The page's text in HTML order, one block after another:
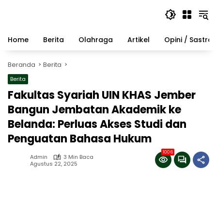
Home
Berita Olahraga Artikel Opini / Sastra
Beranda Berita
Berita
Fakultas Syariah UIN KHAS Jember
Bangun Jembatan Akademik ke
Belanda: Perluas Akses Studi dan
Penguatan Bahasa Hukum
Admin
3 Min Baca
Agustus 22, 2025
1006